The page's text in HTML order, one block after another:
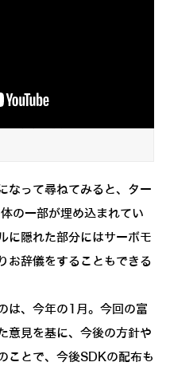
そして事前登録した「興
すすめ展示を案内して
なって尋ねてみると、ター
の一部が埋め込まれてい
に隠れた部分にはサーボモ
お辞儀をすることもできる
は、今年の1月。今回の富
意見を基に、今後の方針や
ことで、今後SDKの配布も